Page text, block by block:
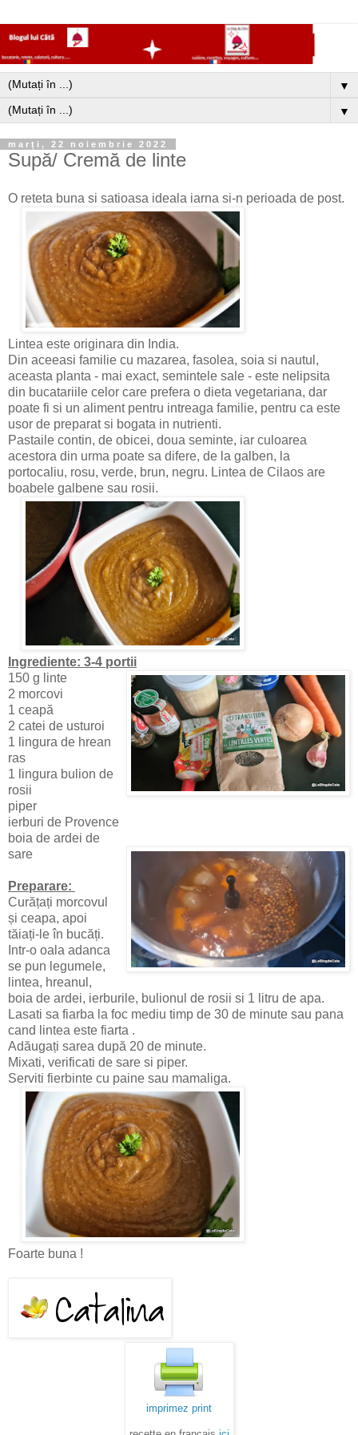
▼
▼
marți, 22 noiembrie 2022
Supă/ Cremă de linte
O reteta buna si satioasa ideala iarna si-n perioada de post.
Lintea este originara din India.
Din aceeasi familie cu mazarea, fasolea, soia si nautul,
aceasta planta - mai exact, semintele sale - este nelipsita
din bucatariile celor care prefera o dieta vegetariana, dar
poate fi si un aliment pentru intreaga familie, pentru ca este
usor de preparat si bogata in nutrienti.
Pastaile contin, de obicei, doua seminte, iar culoarea
acestora din urma poate sa difere, de la galben, la
portocaliu, rosu, verde, brun, negru. Lintea de Cilaos are
boabele galbene sau rosii.
Ingrediente: 3-4 portii
150 g linte
2 morcovi
1 ceapă
2 catei de usturoi
1 lingura de hrean
ras
1 lingura bulion de
rosii
piper
ierburi de Provence
boia de ardei de
sare
Preparare:
Curățați morcovul
și ceapa, apoi
tăiați-le în bucăți.
Intr-o oala adanca
se pun legumele,
lintea, hreanul,
boia de ardei, ierburile, bulionul de rosii si 1 litru de apa.
Lasati sa fiarba la foc mediu timp de 30 de minute sau pana
cand lintea este fiarta .
Adăugați sarea după 20 de minute.
Mixati, verificati de sare si piper.
Serviti fierbinte cu paine sau mamaliga.
Foarte buna !
imprimez print